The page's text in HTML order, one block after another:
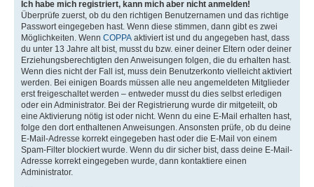
Ich habe mich registriert, kann mich aber nicht anmelden!
Überprüfe zuerst, ob du den richtigen Benutzernamen und das richtige
Passwort eingegeben hast. Wenn diese stimmen, dann gibt es zwei
Möglichkeiten. Wenn COPPA aktiviert ist und du angegeben hast, dass
du unter 13 Jahre alt bist, musst du bzw. einer deiner Eltern oder deiner
Erziehungsberechtigten den Anweisungen folgen, die du erhalten hast.
Wenn dies nicht der Fall ist, muss dein Benutzerkonto vielleicht aktiviert
werden. Bei einigen Boards müssen alle neu angemeldeten Mitglieder
erst freigeschaltet werden – entweder musst du dies selbst erledigen
oder ein Administrator. Bei der Registrierung wurde dir mitgeteilt, ob
eine Aktivierung nötig ist oder nicht. Wenn du eine E-Mail erhalten hast,
folge den dort enthaltenen Anweisungen. Ansonsten prüfe, ob du deine
E-Mail-Adresse korrekt eingegeben hast oder die E-Mail von einem
Spam-Filter blockiert wurde. Wenn du dir sicher bist, dass deine E-Mail-
Adresse korrekt eingegeben wurde, dann kontaktiere einen
Administrator.